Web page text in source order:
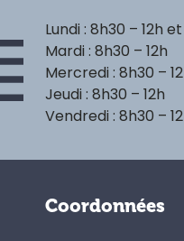
Lundi : 8h30 – 12h
Mardi : 8h30 – 12h
Mercredi : 8h30 –
Jeudi : 8h30 – 12h
Vendredi : 8h30 –
Coordonnées